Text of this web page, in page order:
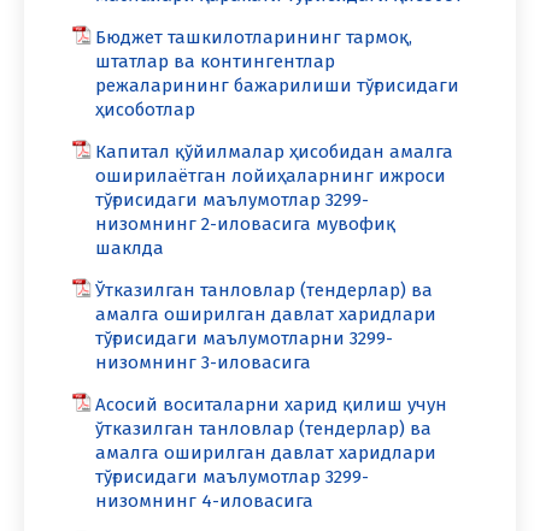
Бюджет ташкилотларининг тармоқ,
штатлар ва контингентлар
режаларининг бажарилиши тўғрисидаги
ҳисоботлар
Капитал қўйилмалар ҳисобидан амалга
оширилаётган лойиҳаларнинг ижроси
тўғрисидаги маълумотлар 3299-
низомнинг 2-иловасига мувофиқ
шаклда
Ўтказилган танловлар (тендерлар) ва
амалга оширилган давлат харидлари
тўғрисидаги маълумотларни 3299-
низомнинг 3-иловасига
Асосий воситаларни харид қилиш учун
ўтказилган танловлар (тендерлар) ва
амалга оширилган давлат харидлари
тўғрисидаги маълумотлар 3299-
низомнинг 4-иловасига